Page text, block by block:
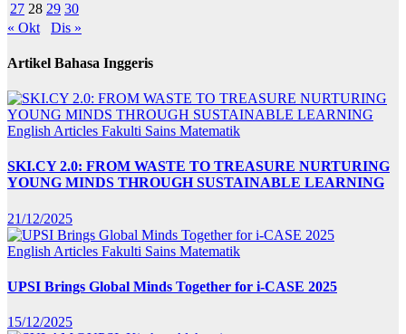
27 28 29 30
« Okt
Dis »
Artikel Bahasa Inggeris
English Articles Fakulti Sains Matematik
SKI.CY 2.0: FROM WASTE TO TREASURE NURTURING
YOUNG MINDS THROUGH SUSTAINABLE LEARNING
21/12/2025
English Articles Fakulti Sains Matematik
UPSI Brings Global Minds Together for i-CASE 2025
15/12/2025